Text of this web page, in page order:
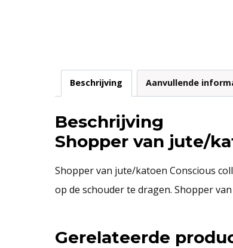
Beschrijving Aanvullende
Beschrijving
Shopper van jute/
Shopper van jute/katoen Conscious
op de schouder te dragen. Shopper
Gerelateerde